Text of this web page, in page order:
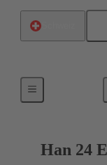
Ströme bis
Han 24